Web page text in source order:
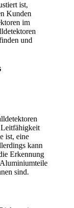
ist,
Kunden
im
und
Leitfähigkeit
ist, eine
kann
Erkennung
sind.